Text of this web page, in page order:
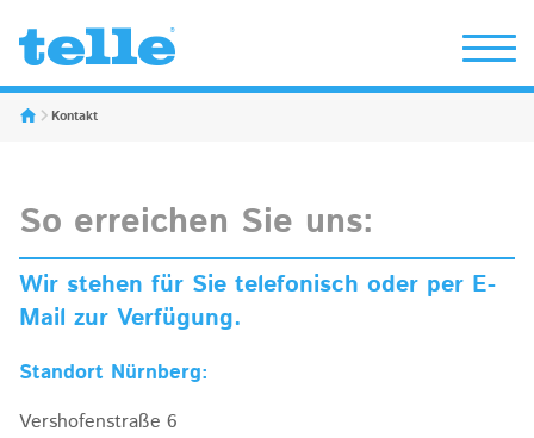
Erwin Telle GmbH
Kontakt
So erreichen Sie uns:
Wir stehen für Sie telefonisch oder per E-
Mail zur Verfügung.
Standort Nürnberg:
Vershofenstraße 6